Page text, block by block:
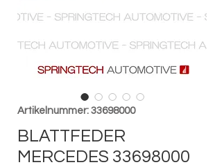
Artikelnummer: 33698000
BLATTFEDER
MERCEDES 33698000